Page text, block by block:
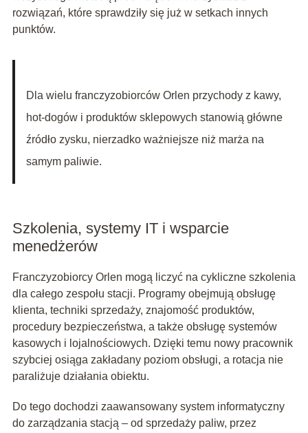
rozwiązań, które sprawdziły się już w setkach innych
punktów.
Dla wielu franczyzobiorców Orlen przychody z kawy,
hot-dogów i produktów sklepowych stanowią główne
źródło zysku, nierzadko ważniejsze niż marża na
samym paliwie.
Szkolenia, systemy IT i wsparcie
menedżerów
Franczyzobiorcy Orlen mogą liczyć na cykliczne szkolenia
dla całego zespołu stacji. Programy obejmują obsługę
klienta, techniki sprzedaży, znajomość produktów,
procedury bezpieczeństwa, a także obsługę systemów
kasowych i lojalnościowych. Dzięki temu nowy pracownik
szybciej osiąga zakładany poziom obsługi, a rotacja nie
paraliżuje działania obiektu.
Do tego dochodzi zaawansowany system informatyczny
do zarządzania stacją – od sprzedaży paliw, przez